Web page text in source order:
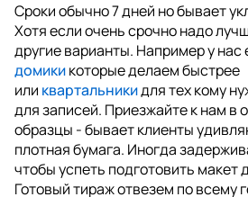
Сроки обычно 7 дней но бывает
Хотя если очень срочно надо
другие варианты. Например у нас
домикикоторые делаем быстрее
или квартальникидля тех кому
для записей. Приезжайте к нам в
образцы - бывает клиенты
плотная бумага. Иногда
чтобы успеть подготовить макет
Готовый тираж отвезем по всему